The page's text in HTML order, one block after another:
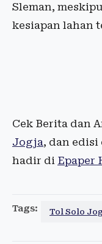
Sleman,
kesiapan lahan
Cek Berita dan
Jogja, dan
hadir di Epaper
Tags: Tol Solo